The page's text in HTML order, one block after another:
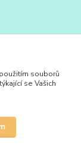
souborů
se Vašich